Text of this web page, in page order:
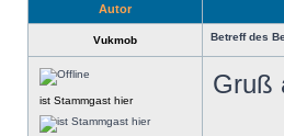
Autor
Vukmob Betreff des
ist Stammgast hier
Gruß